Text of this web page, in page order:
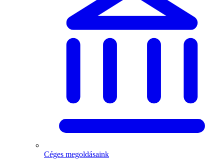
Céges megoldásaink